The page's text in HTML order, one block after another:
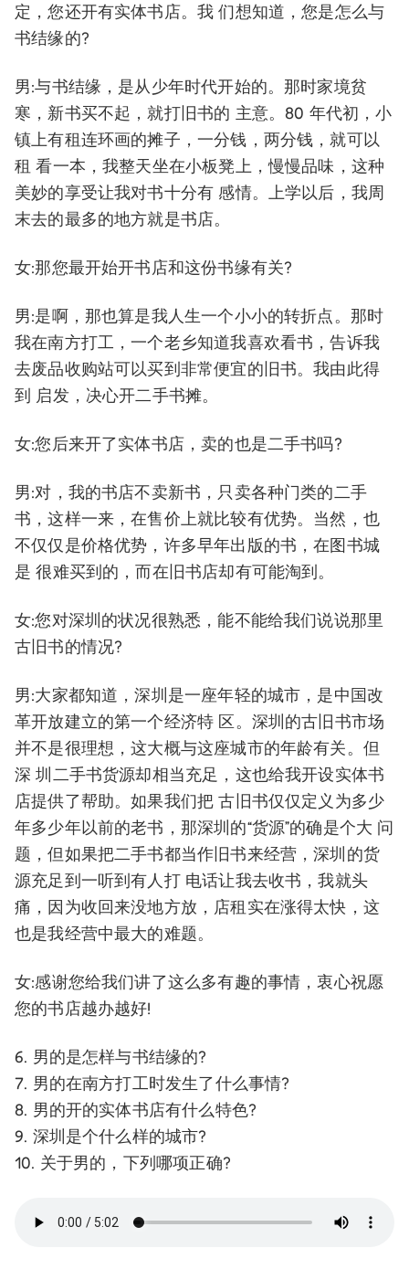
定，您还开有实体书店。我 们想知道，您是怎么与
书结缘的?
男:与书结缘，是从少年时代开始的。那时家境贫
寒，新书买不起，就打旧书的 主意。80 年代初，小
镇上有租连环画的摊子，一分钱，两分钱，就可以
租 看一本，我整天坐在小板凳上，慢慢品味，这种
美妙的享受让我对书十分有 感情。上学以后，我周
末去的最多的地方就是书店。
女:那您最开始开书店和这份书缘有关?
男:是啊，那也算是我人生一个小小的转折点。那时
我在南方打工，一个老乡知道我喜欢看书，告诉我
去废品收购站可以买到非常便宜的旧书。我由此得
到 启发，决心开二手书摊。
女:您后来开了实体书店，卖的也是二手书吗?
男:对，我的书店不卖新书，只卖各种门类的二手
书，这样一来，在售价上就比较有优势。当然，也
不仅仅是价格优势，许多早年出版的书，在图书城
是 很难买到的，而在旧书店却有可能淘到。
女:您对深圳的状况很熟悉，能不能给我们说说那里
古旧书的情况?
男:大家都知道，深圳是一座年轻的城市，是中国改
革开放建立的第一个经济特 区。深圳的古旧书市场
并不是很理想，这大概与这座城市的年龄有关。但
深 圳二手书货源却相当充足，这也给我开设实体书
店提供了帮助。如果我们把 古旧书仅仅定义为多少
年多少年以前的老书，那深圳的“货源”的确是个大 问
题，但如果把二手书都当作旧书来经营，深圳的货
源充足到一听到有人打 电话让我去收书，我就头
痛，因为收回来没地方放，店租实在涨得太快，这
也是我经营中最大的难题。
女:感谢您给我们讲了这么多有趣的事情，衷心祝愿
您的书店越办越好!
6. 男的是怎样与书结缘的?
7. 男的在南方打工时发生了什么事情?
8. 男的开的实体书店有什么特色?
9. 深圳是个什么样的城市?
10. 关于男的，下列哪项正确?